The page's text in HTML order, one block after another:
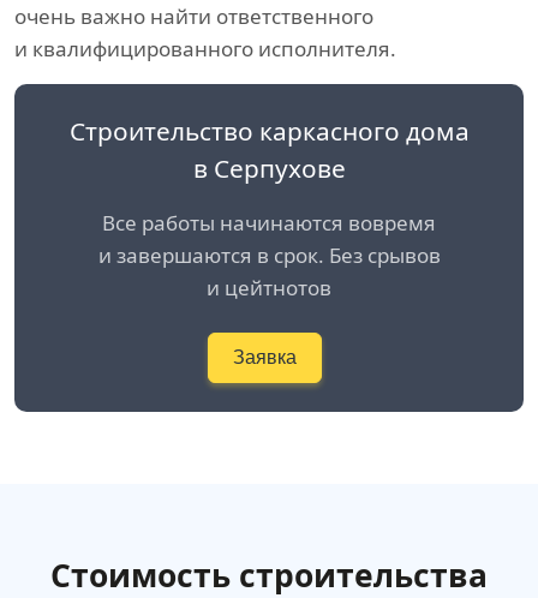
очень важно найти ответственного
и квалифицированного исполнителя.
Строительство каркасного дома
в Серпухове
Все работы начинаются вовремя
и завершаются в срок. Без срывов
и цейтнотов
Заявка
Стоимость строительства